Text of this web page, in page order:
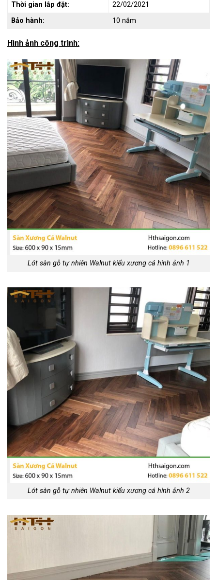
Thời gian lắp đặt:
22/02/2021
Bảo hành:
10 năm
Hình ảnh công trình:
Lót sàn gỗ tự nhiên Walnut kiểu xương cá hình ảnh 1
Lót sàn gỗ tự nhiên Walnut kiểu xương cá hình ảnh 2